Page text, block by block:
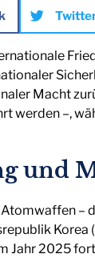
Macht
werden –,
und
–
Korea
Jahr 2025